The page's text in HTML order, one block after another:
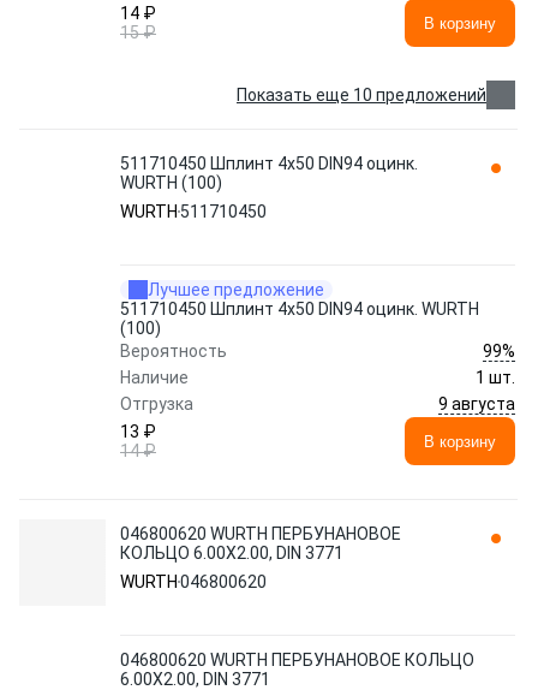
14 ₽
15 ₽
В корзину
Показать еще 10 предложений
511710450 Шплинт 4х50 DIN94 оцинк.
WURTH (100)
WURTH 511710450
Лучшее предложение
511710450 Шплинт 4х50 DIN94 оцинк. WURTH
(100)
Вероятность
99%
Наличие
1 шт.
Отгрузка
9 августа
13 ₽
14 ₽
В корзину
046800620 WURTH ПЕРБУНАНОВОЕ
КОЛЬЦО 6.00Х2.00, DIN 3771
WURTH 046800620
046800620 WURTH ПЕРБУНАНОВОЕ КОЛЬЦО
6.00Х2.00, DIN 3771